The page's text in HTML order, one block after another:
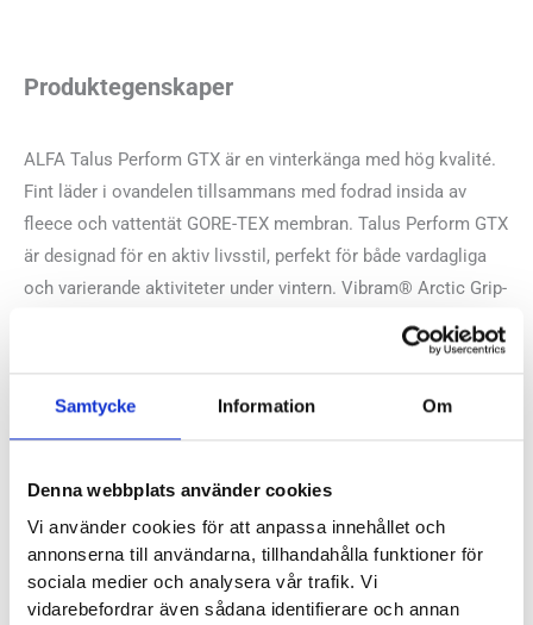
Samtycke Information Om
Denna webbplats använder cookies
Vi använder cookies för att anpassa innehållet och
annonserna till användarna, tillhandahålla funktioner för
sociala medier och analysera vår trafik. Vi
vidarebefordrar även sådana identifierare och annan
Produktegenskaper
ALFA Talus Perform GTX är en vinterkänga med hög kvalité.
Fint läder i ovandelen tillsammans med fodrad insida av
fleece och vattentät GORE-TEX membran. Talus Perform GTX
är designad för en aktiv livsstil, perfekt för både vardagliga
och varierande aktiviteter under vintern. Vibram® Arctic Grip-
sulan ger dig ett bra grepp på is och snö utan metalldubbar.
Läst:Normal, bred
Material:
Läder i kombination med vattentätt
membran från Gore-Tex
Butiker: Umeå,Örnsköldsvik
Recensioner